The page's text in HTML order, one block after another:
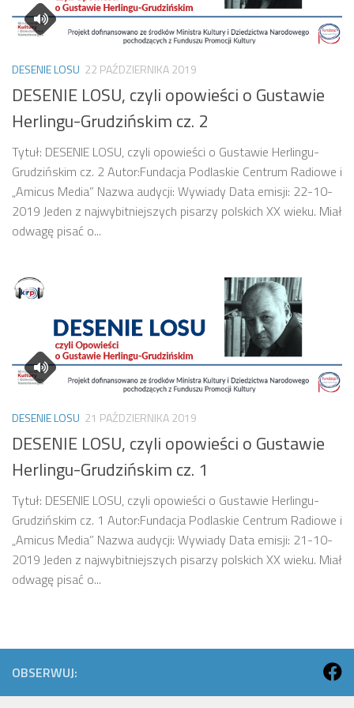
DESENIE LOSU 22 PAŹDZIERNIKA 2019
DESENIE LOSU, czyli opowieści o Gustawie
Herlingu-Grudzińskim cz. 2
Tytuł: DESENIE LOSU, czyli opowieści o Gustawie Herlingu-
Grudzińskim cz. 2 Autor:Fundacja Podlaskie Centrum Radiowe i
„Amicus Media” Nazwa audycji: Wywiady Data emisji: 22-10-
2019 Jeden z najwybitniejszych pisarzy polskich XX wieku. Miał
odwagę pisać o...
DESENIE LOSU 21 PAŹDZIERNIKA 2019
DESENIE LOSU, czyli opowieści o Gustawie
Herlingu-Grudzińskim cz. 1
Tytuł: DESENIE LOSU, czyli opowieści o Gustawie Herlingu-
Grudzińskim cz. 1 Autor:Fundacja Podlaskie Centrum Radiowe i
„Amicus Media” Nazwa audycji: Wywiady Data emisji: 21-10-
2019 Jeden z najwybitniejszych pisarzy polskich XX wieku. Miał
odwagę pisać o...
OBSERWUJ: